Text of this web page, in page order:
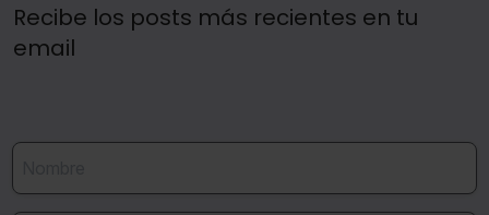
Recibe los posts más recientes en tu
email